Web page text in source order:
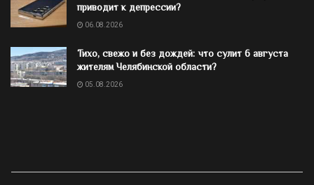
приводит к депрессии?
06.08.2026
Тихо, свежо и без дождей: что сулит 6 августа
жителям Челябинской области?
05.08.2026